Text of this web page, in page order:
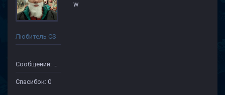
Любитель CS
Сообщений: 14
Спасибок: 0
w